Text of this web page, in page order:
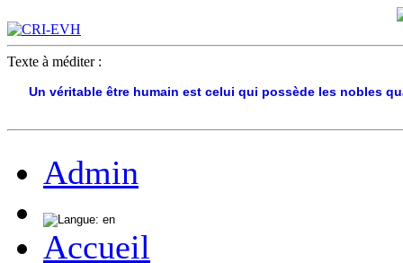
Texte à méditer :
Un véritable être humain est celui qui possède les nobles
Admin
Accueil